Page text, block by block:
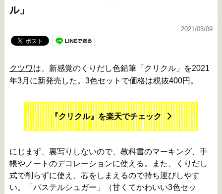
ル」
2021/03/09
クツワは、新感覚のくりだし色鉛筆「クリクル」を2021
年3月に新発売した。3色セットで価格は税抜400円。
『クリクル』を楽天でチェック
にじまず、裏写りしないので、教科書のマーキング、手
帳やノートのデコレーションに使える。また、くりだし
式で削らずに使え、芯をしまえるので持ち運びしやす
い。「パステルシュガー」（甘くてかわいい3色セッ